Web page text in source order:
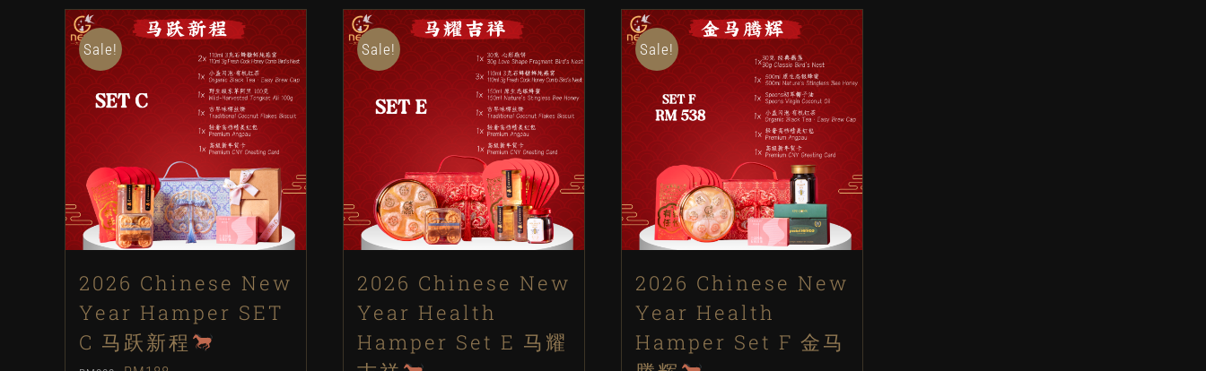
Sale!
2026 Chinese New
Year Hamper SET
C 马跃新程
Sale!
2026 Chinese New
Year Health
Hamper Set E 马耀
Sale!
2026 Chinese New
Year Health
Hamper Set F 金马